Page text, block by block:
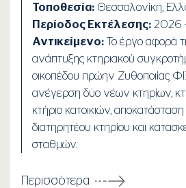
Τοποθεσία: Θεσσαλονίκη,
Περίοδος Εκτέλεσης: 2026
Αντικείμενο: Το έργο αφορά
ανάπτυξης κτηριακού
οικοπέδου πρώην Ζυθοποιίας
ανέγερση δύο νέων κτηρίων,
κτήριο κατοικιών,
διατηρητέου κτηρίου και
σταθμών.
Περισσότερα